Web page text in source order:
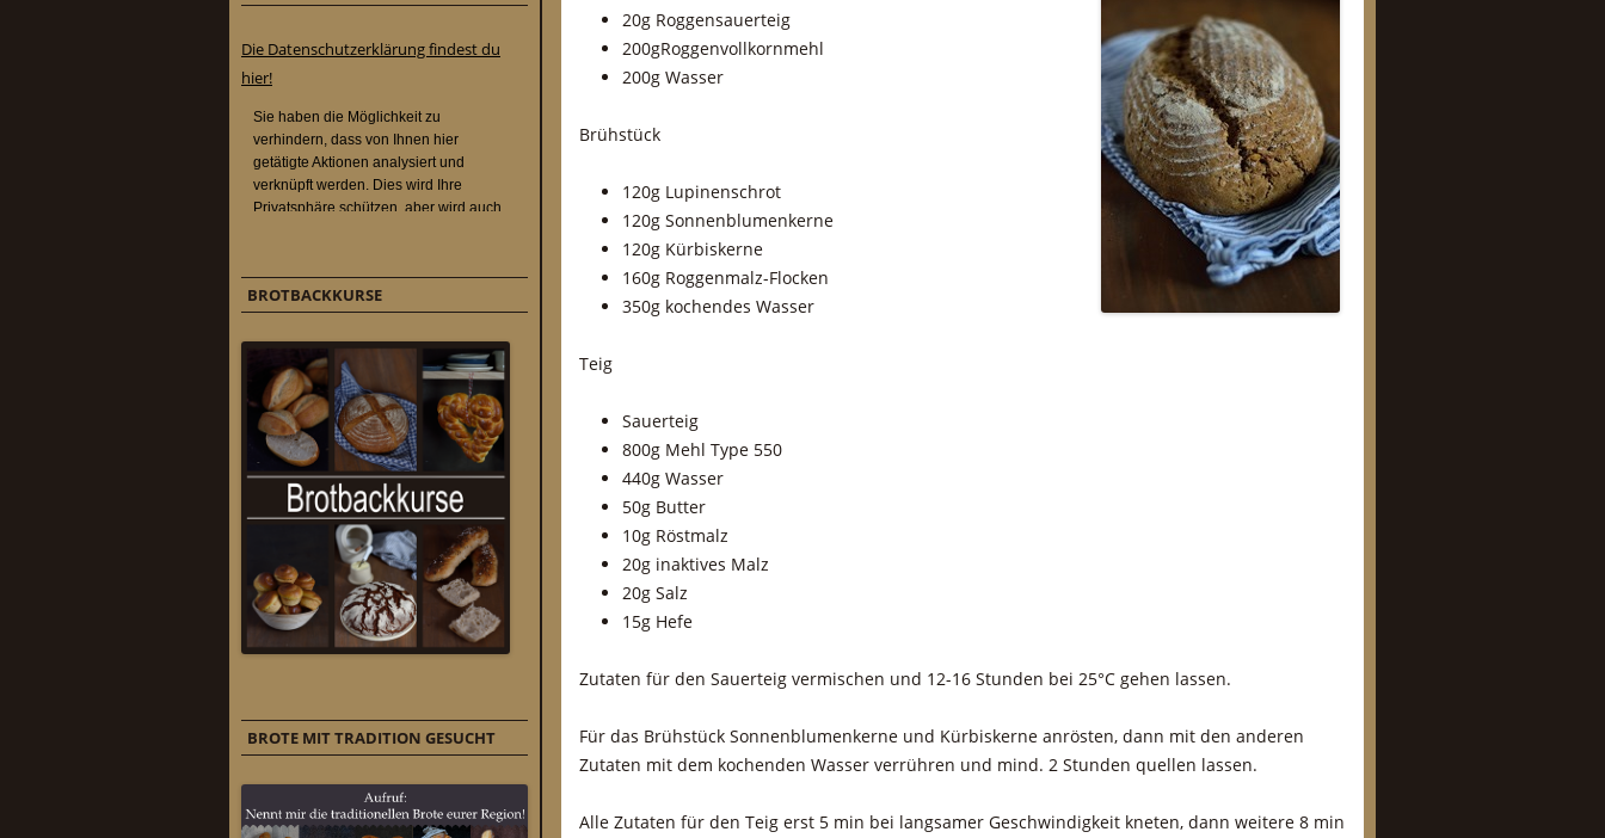
20g Roggensauerteig
200gRoggenvollkornmehl
200g Wasser
Brühstück
120g Lupinenschrot
120g Sonnenblumenkerne
120g Kürbiskerne
160g Roggenmalz-Flocken
350g kochendes Wasser
Teig
Sauerteig
800g Mehl Type 550
440g Wasser
50g Butter
10g Röstmalz
20g inaktives Malz
20g Salz
15g Hefe
Zutaten für den Sauerteig vermischen und 12-16 Stunden bei 25°C gehen lassen.
Für das Brühstück Sonnenblumenkerne und Kürbiskerne anrösten, dann mit den anderen
Zutaten mit dem kochenden Wasser verrühren und mind. 2 Stunden quellen lassen.
Alle Zutaten für den Teig erst 5 min bei langsamer Geschwindigkeit kneten, dann weitere 8 min
Die Datenschutzerklärung findest du
hier!
BROTBACKKURSE
BROTE MIT TRADITION GESUCHT